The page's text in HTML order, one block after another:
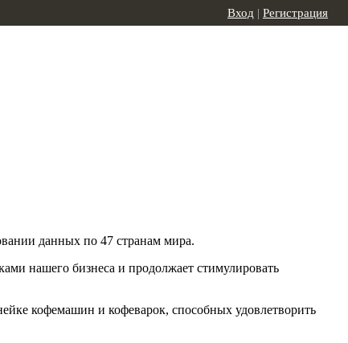
Вход | Регистрация
данных по 47 странам мира.
нашего бизнеса и продолжает стимулировать
кофемашин и кофеварок, способных удовлетворить